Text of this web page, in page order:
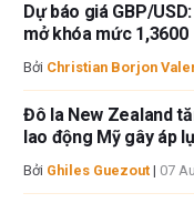
Dự báo giá GBP/
mở khóa mức 1,3600
Bởi Christian Borjon
Đô la New Zealand
lao động Mỹ gây áp
Bởi Ghiles Guezout | 07